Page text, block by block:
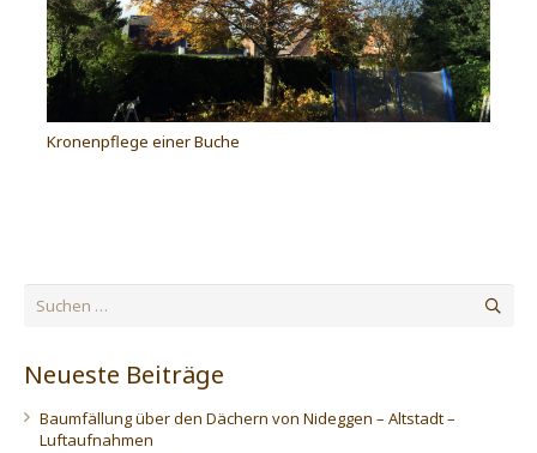
Kronenpflege einer Buche
Suchen
Neueste Beiträge
Baumfällung über den Dächern von Nideggen – Altstadt –
Luftaufnahmen